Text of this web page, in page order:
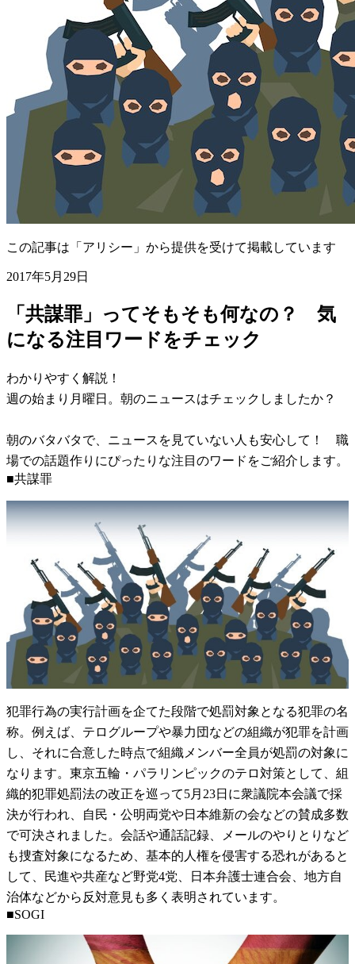
この記事は「アリシー」から提供を受けて掲載しています
2017年5月29日
「共謀罪」ってそもそも何なの？ 気
になる注目ワードをチェック
わかりやすく解説！
週の始まり月曜日。朝のニュースはチェックしましたか？
朝のバタバタで、ニュースを見ていない人も安心して！ 職
場での話題作りにぴったりな注目のワードをご紹介します。
■共謀罪
犯罪行為の実行計画を企てた段階で処罰対象となる犯罪の名
称。例えば、テログループや暴力団などの組織が犯罪を計画
し、それに合意した時点で組織メンバー全員が処罰の対象に
なります。東京五輪・パラリンピックのテロ対策として、組
織的犯罪処罰法の改正を巡って5月23日に衆議院本会議で採
決が行われ、自民・公明両党や日本維新の会などの賛成多数
で可決されました。会話や通話記録、メールのやりとりなど
も捜査対象になるため、基本的人権を侵害する恐れがあると
して、民進や共産など野党4党、日本弁護士連合会、地方自
治体などから反対意見も多く表明されています。
■SOGI